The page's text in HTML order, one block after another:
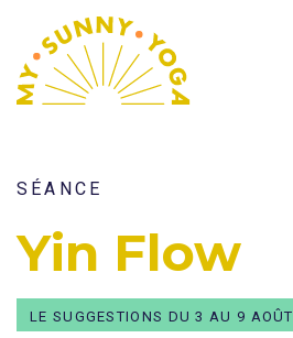
SÉANCE
Yin Flow
LE SUGGESTIONS DU 3 AU 9 AOÛT